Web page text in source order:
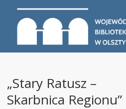
„Stary Ratusz –
Skarbnica Regionu”